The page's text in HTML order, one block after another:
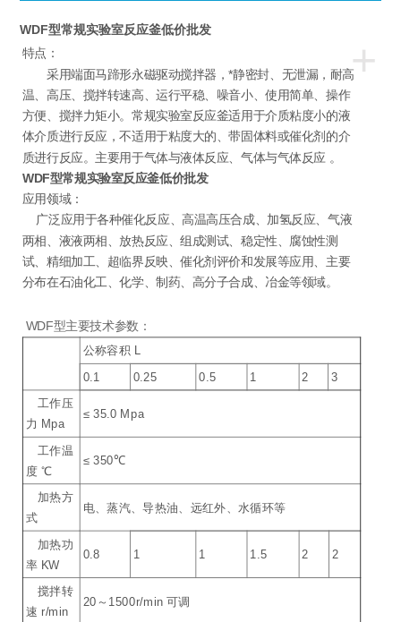
WDF型常规实验室反应釜低价批发
+
特点：
采用端面马蹄形永磁驱动搅拌器，*静密封、无泄漏，耐高
温、高压、搅拌转速高、运行平稳、噪音小、使用简单、操作
方便、搅拌力矩小。常规实验室反应釜适用于介质粘度小的液
体介质进行反应，不适用于粘度大的、带固体料或催化剂的介
质进行反应。主要用于气体与液体反应、气体与气体反应 。
WDF型常规实验室反应釜低价批发
应用领域：
广泛应用于各种催化反应、高温高压合成、加氢反应、气液
两相、液液两相、放热反应、组成测试、稳定性、腐蚀性测
试、精细加工、超临界反映、催化剂评价和发展等应用、主要
分布在石油化工、化学、制药、高分子合成、冶金等领域。
WDF型主要技术参数：
公称容积 L
0.1
0.25 0.5 1 2
3
工作压
力 Mpa
≤ 35.0 Mpa
工作温
度 ℃
≤ 350℃
加热方
式
电、蒸汽、导热油、远红外、水循环等
加热功
率 KW
0.8 1 1 1.5 2 2
搅拌转
速 r/min
20～1500r/min 可调